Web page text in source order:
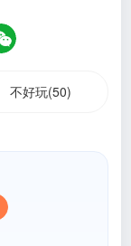
不好玩(50)